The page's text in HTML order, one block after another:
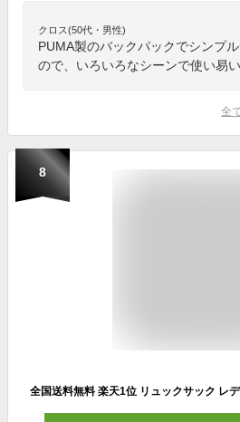
クロス(50代・男性)
PUMA製のバックパックでシンプ
ので、いろいろなシーンで使い易い
全
8